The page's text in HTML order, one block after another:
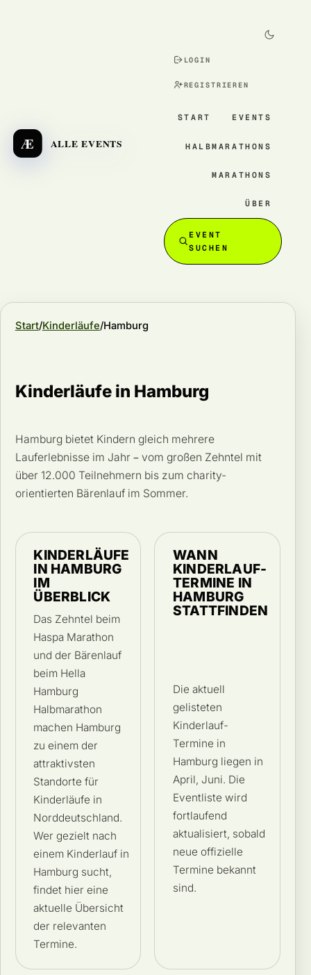
Æ ALLE EVENTS
LOGIN
REGISTRIEREN
START EVENTS
HALBMARATHONS
MARATHONS
ÜBER
EVENT
SUCHEN
Start Kinderläufe Hamburg
Kinderläufe in Hamburg
Hamburg bietet Kindern gleich mehrere
Lauferlebnisse im Jahr – vom großen Zehntel mit
über 12.000 Teilnehmern bis zum charity-
orientierten Bärenlauf im Sommer.
KINDERLÄUFE
IN HAMBURG
IM
ÜBERBLICK
Das Zehntel beim
Haspa Marathon
und der Bärenlauf
beim Hella
Hamburg
Halbmarathon
machen Hamburg
zu einem der
attraktivsten
Standorte für
Kinderläufe in
Norddeutschland.
Wer gezielt nach
einem Kinderlauf in
Hamburg sucht,
findet hier eine
aktuelle Übersicht
der relevanten
Termine.
WANN
KINDERLAUF-
TERMINE IN
HAMBURG
STATTFINDEN
Die aktuell
gelisteten
Kinderlauf-
Termine in
Hamburg liegen in
April, Juni. Die
Eventliste wird
fortlaufend
aktualisiert, sobald
neue offizielle
Termine bekannt
sind.